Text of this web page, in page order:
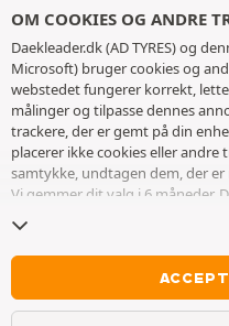
OM COOKIES OG ANDRE
Daekleader.dk (AD TYRES) og
Microsoft) bruger cookies og
webstedet fungerer korrekt,
målinger og tilpasse dennes
trackere, der er gemt på din
placerer ikke cookies eller
samtykke, undtagen dem, der
Vi gemmer dit valg i 6 måneder.
kan vælge at fortsætte med at
cookies eller andre trackere.
tjenesterne AD TYRES. For
konsulteresiden om cookies og